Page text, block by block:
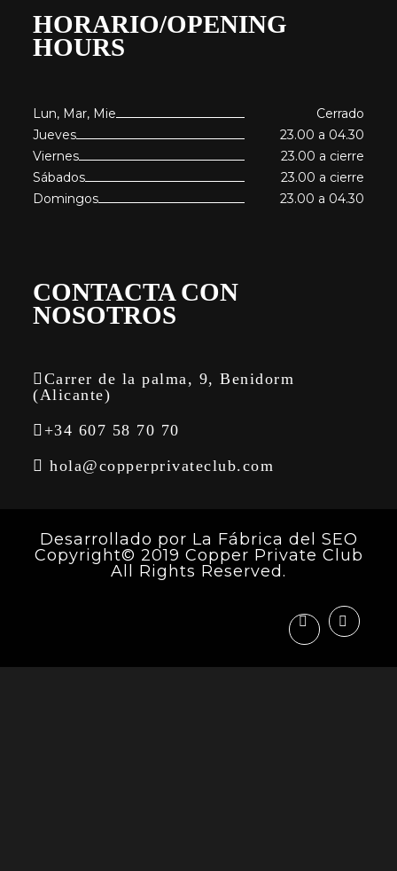
HORARIO/OPENING
HOURS
Lun, Mar, Mie
Cerrado
Jueves
23.00 a 04.30
Viernes
23.00 a cierre
Sábados
23.00 a cierre
Domingos
23.00 a 04.30
CONTACTA CON
NOSOTROS
Carrer de la palma, 9, Benidorm
(Alicante)
+34 607 58 70 70
hola@copperprivateclub.com
Desarrollado por La Fábrica del SEO
Copyright© 2019 Copper Private Club
All Rights Reserved.